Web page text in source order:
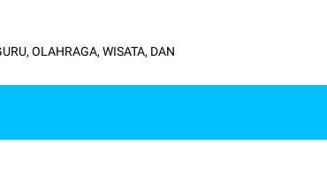
OLAHRAGA, WISATA, DAN